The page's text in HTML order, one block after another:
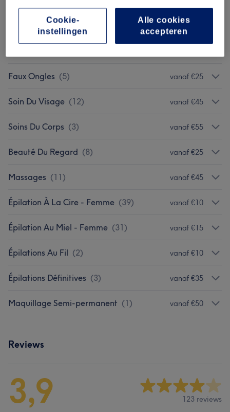
Beauté Des Mains vanaf €5
Faux Ongles (5) vanaf €25
Soin Du Visage (12) vanaf €45
Soins Du Corps (3) vanaf €55
Beauté Du Regard (8) vanaf €25
Massages (11) vanaf €45
Épilation À La Cire - Femme (39) vanaf €10
Épilation Au Miel - Femme (31) vanaf €15
Épilations Au Fil (2) vanaf €10
Épilations Définitives (3) vanaf €35
Maquillage Semi-permanent (1) vanaf €50
Reviews
3,9 123 reviews
Alle cookies
accepteren
Cookie-
instellingen